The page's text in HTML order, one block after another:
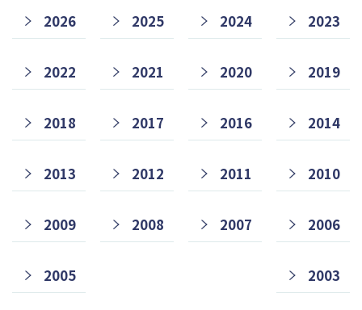
2026 2025 2024 2023
2022 2021 2020 2019
2018 2017 2016 2014
2013 2012 2011 2010
2009 2008 2007 2006
2005 2003